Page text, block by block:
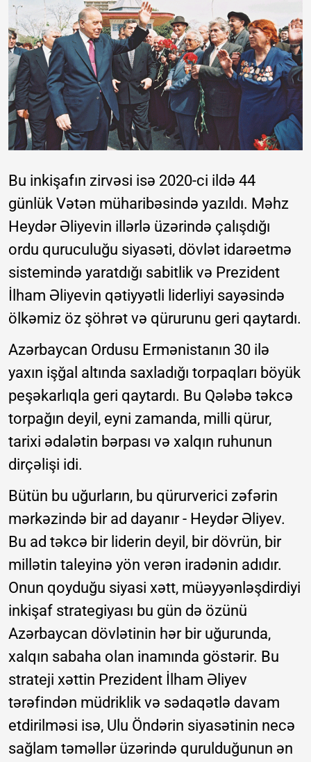
Bu inkişafın zirvəsi isə 2020-ci ildə 44
günlük Vətən müharibəsində yazıldı. Məhz
Heydər Əliyevin illərlə üzərində çalışdığı
ordu quruculuğu siyasəti, dövlət idarəetmə
sistemində yaratdığı sabitlik və Prezident
İlham Əliyevin qətiyyətli liderliyi sayəsində
ölkəmiz öz şöhrət və qürurunu geri qaytardı.
Azərbaycan Ordusu Ermənistanın 30 ilə
yaxın işğal altında saxladığı torpaqları böyük
peşəkarlıqla geri qaytardı. Bu Qələbə təkcə
torpağın deyil, eyni zamanda, milli qürur,
tarixi ədalətin bərpası və xalqın ruhunun
dirçəlişi idi.
Bütün bu uğurların, bu qürurverici zəfərin
mərkəzində bir ad dayanır - Heydər Əliyev.
Bu ad təkcə bir liderin deyil, bir dövrün, bir
millətin taleyinə yön verən iradənin adıdır.
Onun qoyduğu siyasi xətt, müəyyənləşdirdiyi
inkişaf strategiyası bu gün də özünü
Azərbaycan dövlətinin hər bir uğurunda,
xalqın sabaha olan inamında göstərir. Bu
strateji xəttin Prezident İlham Əliyev
tərəfindən müdriklik və sədaqətlə davam
etdirilməsi isə, Ulu Öndərin siyasətinin necə
sağlam təməllər üzərində qurulduğunun ən